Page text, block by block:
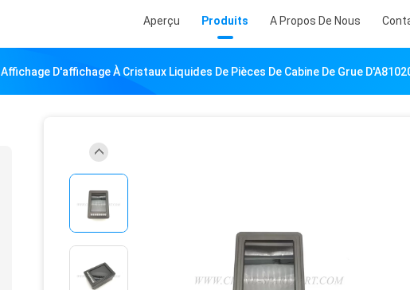
Aperçu Produits A Propos De Nous
Affichage D'affichage À Cristaux Liquides De Pièces De Cabine De Grue